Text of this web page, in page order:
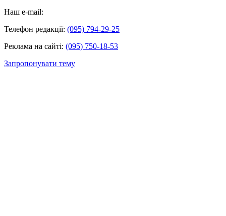
Наш e-mail:
Телефон редакції: (095) 794-29-25
Реклама на сайті: (095) 750-18-53
Запропонувати тему